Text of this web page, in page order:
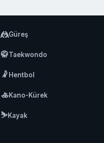
🤼Güreş
🥋Taekwondo
🤾 Hentbol
🚣Kano-Kürek
⛷️Kayak